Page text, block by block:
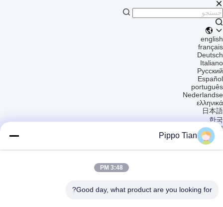
english
français
Deutsch
Italiano
Русский
Español
português
Nederlandse
ελληνικά
日本語
한국
العربية
हिन्दी
Türkçe
فارسی
Pippo Tian
3:48 PM
Good day, what product are you looking for?